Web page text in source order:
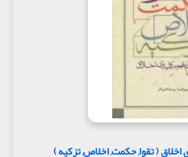
( تقوا, حکمت, اخلاص, تزکیه )